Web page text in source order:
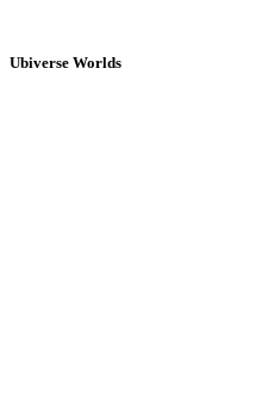
Ubiverse Worlds